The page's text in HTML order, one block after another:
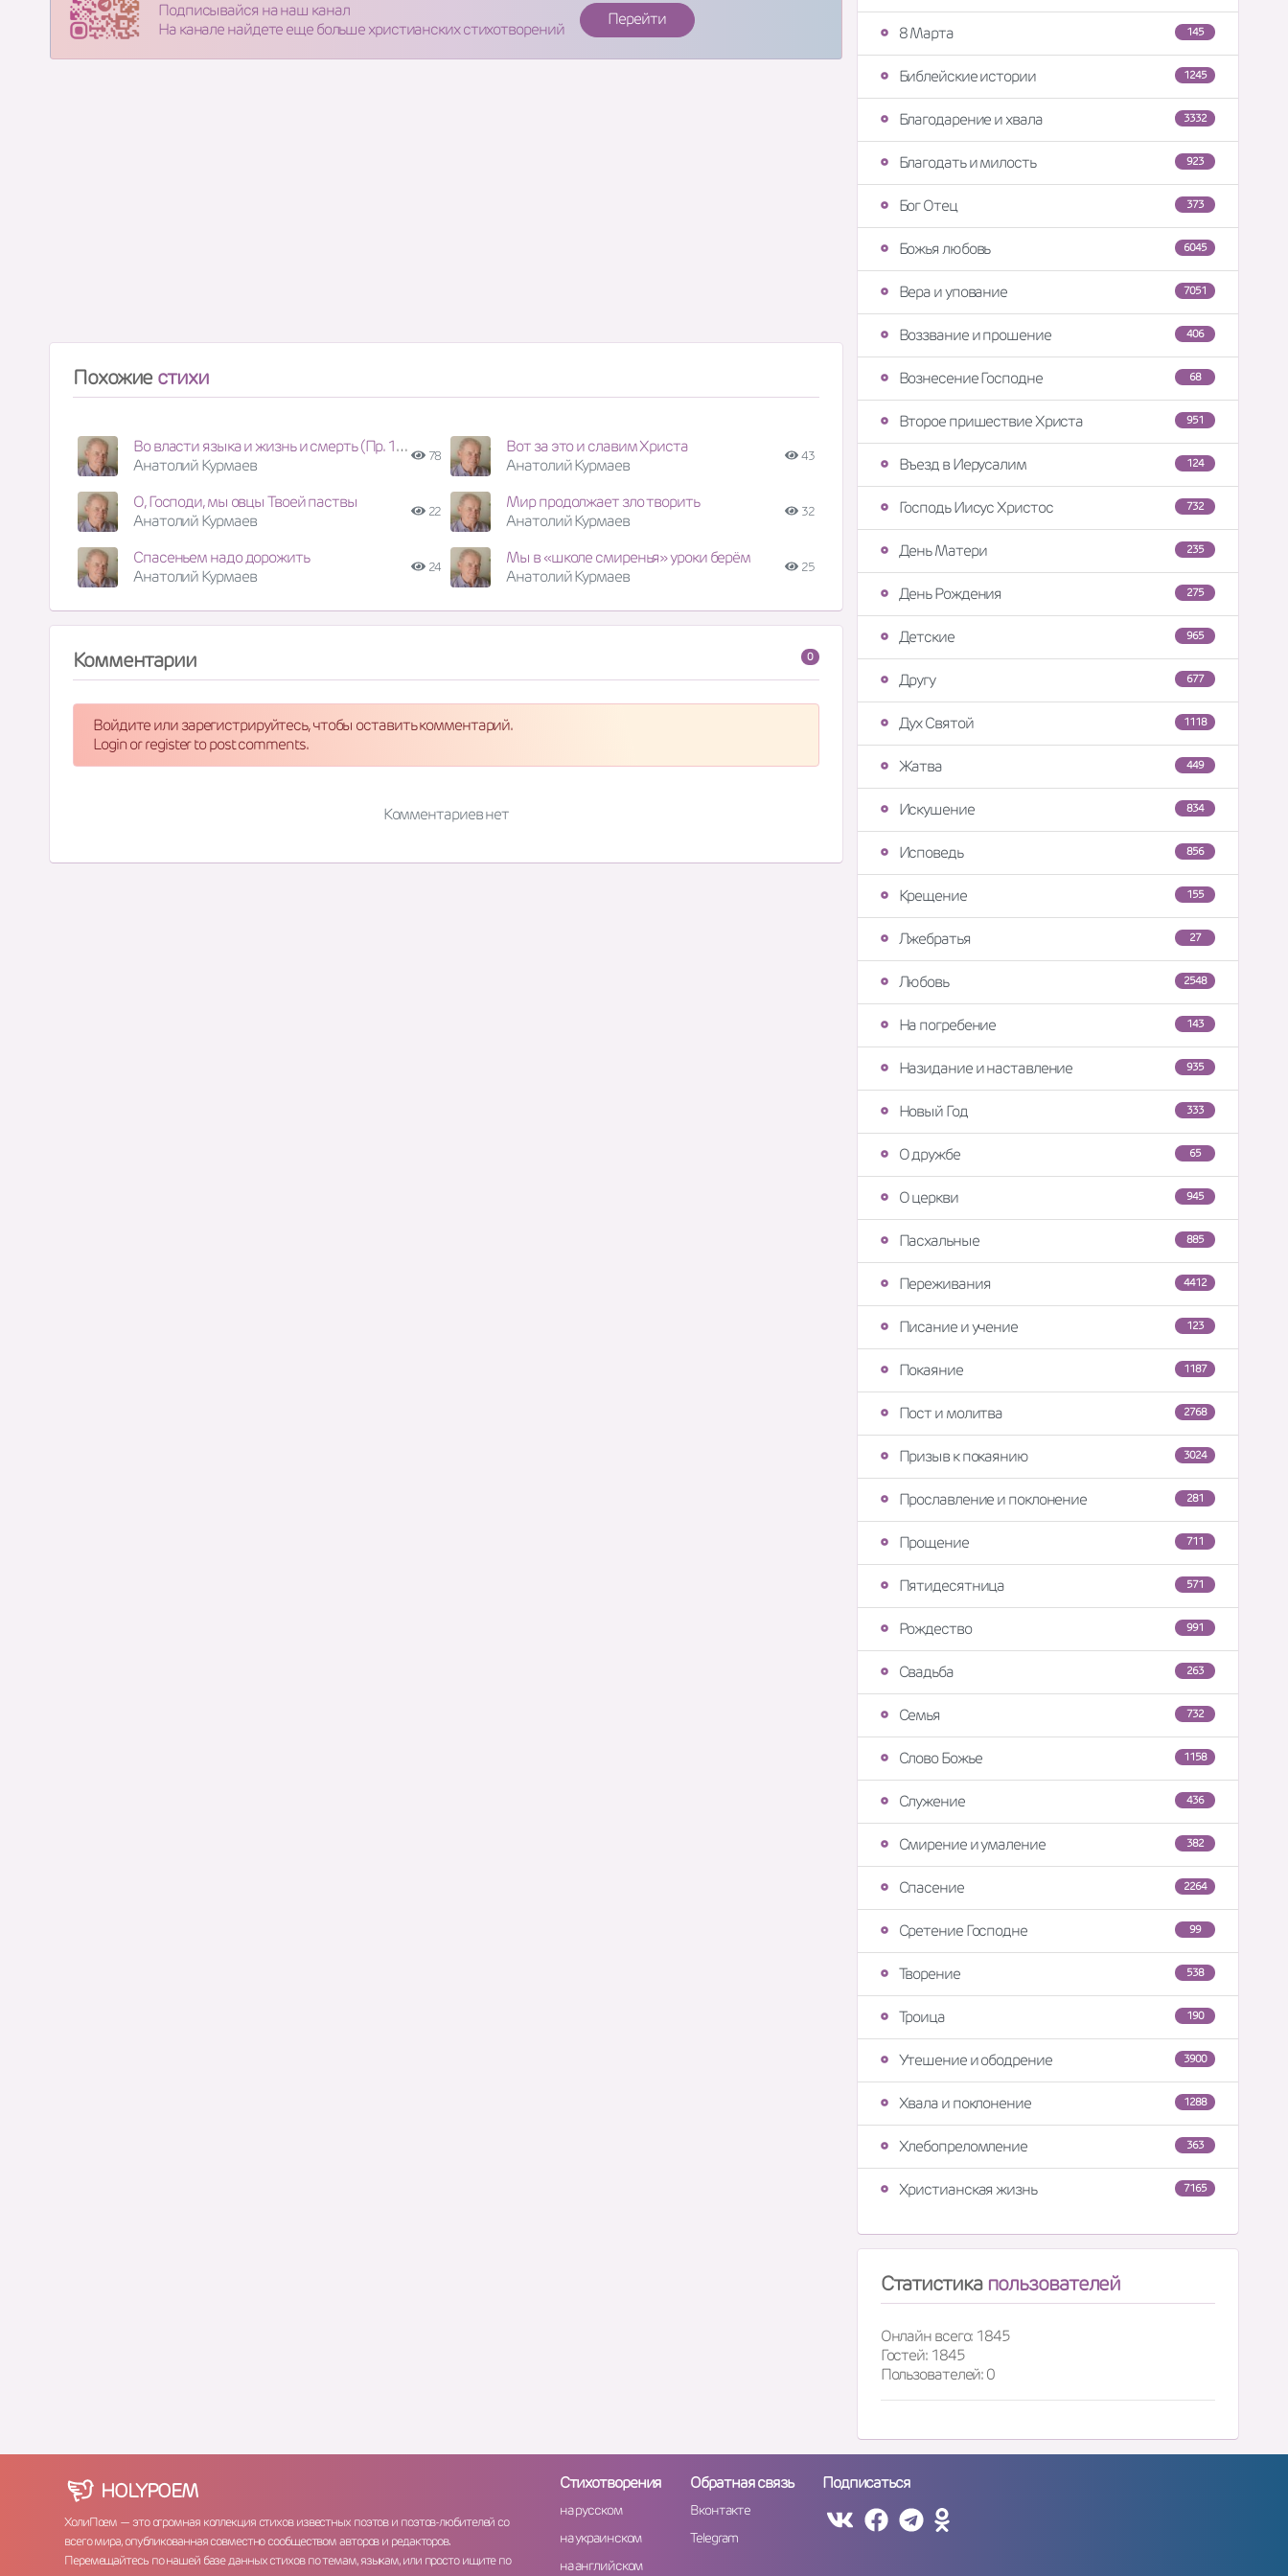
Подписывайся на наш канал
На канале найдете еще больше христианских стихотворений
Перейти
Похожие стихи
Во власти языка и жизнь и смерть (Пр. 18:21)
Анатолий Курмаев
78
Вот за это и славим Христа
Анатолий Курмаев
43
О, Господи, мы овцы Твоей паствы
Анатолий Курмаев
22
Мир продолжает зло творить
Анатолий Курмаев
32
Спасеньем надо дорожить
Анатолий Курмаев
24
Мы в «школе смиренья» уроки берём
Анатолий Курмаев
25
0
Комментарии
Войдите или зарегистрируйтесь, чтобы оставить комментарий.
Login or register to post comments.
Комментариев нет
145
8 Марта
1245
Библейские истории
3332
Благодарение и хвала
923
Благодать и милость
373
Бог Отец
6045
Божья любовь
7051
Вера и упование
406
Воззвание и прошение
68
Вознесение Господне
951
Второе пришествие Христа
124
Въезд в Иерусалим
732
Господь Иисус Христос
235
День Матери
275
День Рождения
965
Детские
677
Другу
1118
Дух Святой
449
Жатва
834
Искушение
856
Исповедь
155
Крещение
27
Лжебратья
2548
Любовь
143
На погребение
935
Назидание и наставление
333
Новый Год
65
О дружбе
945
О церкви
885
Пасхальные
4412
Переживания
123
Писание и учение
1187
Покаяние
2768
Пост и молитва
3024
Призыв к покаянию
281
Прославление и поклонение
711
Прощение
571
Пятидесятница
991
Рождество
263
Свадьба
732
Семья
1158
Слово Божье
436
Служение
382
Смирение и умаление
2264
Спасение
99
Сретение Господне
538
Творение
190
Троица
3900
Утешение и ободрение
1288
Хвала и поклонение
363
Хлебопреломление
7165
Христианская жизнь
Статистика пользователей
Онлайн всего: 1845
Гостей: 1845
Пользователей: 0
HOLYPOEM
ХолиПоем — это огромная коллекция стихов известных поэтов и поэтов-любителей со
всего мира, опубликованная совместно сообществом авторов и редакторов.
Перемещайтесь по нашей базе данных стихов по темам, языкам, или просто ищите по
Стихотворения
на русском
на украинском
на английском
Обратная связь
Вконтакте
Telegram
Подписаться